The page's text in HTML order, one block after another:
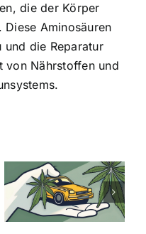
die der Körper
Aminosäuren
die Reparatur
von Nährstoffen und
Cannabis
Samen
kaufen: Alles
was Sie